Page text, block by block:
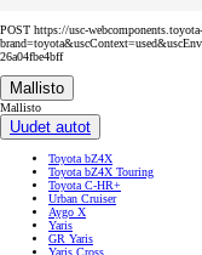
POST https://usc-
26a04fbe4bff
Mallisto
Mallisto
Uudet autot
Toyota bZ4X
Toyota bZ4X Touring
Toyota C-HR+
Urban Cruiser
Aygo X
Yaris
GR Yaris